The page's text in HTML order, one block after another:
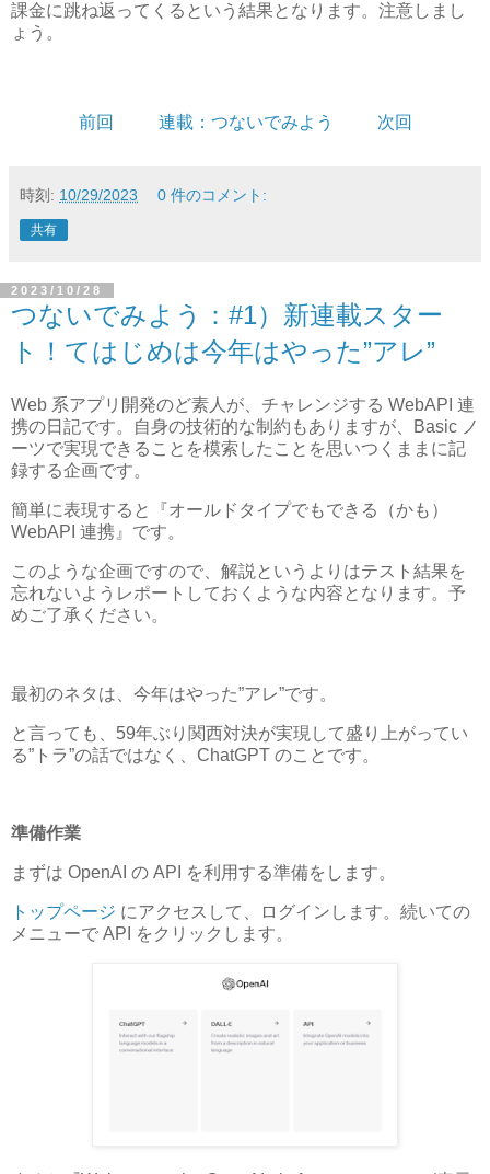
課金に跳ね返ってくるという結果となります。注意しまし
ょう。
前回 連載：つないでみよう 次回
時刻: 10/29/2023 0 件のコメント:
共有
2023/10/28
つないでみよう：#1）新連載スター
ト！てはじめは今年はやった”アレ”
Web 系アプリ開発のど素人が、チャレンジする WebAPI 連
携の日記です。自身の技術的な制約もありますが、Basic ノ
ーツで実現できることを模索したことを思いつくままに記
録する企画です。
簡単に表現すると『オールドタイプでもできる（かも）
WebAPI 連携』です。
このような企画ですので、解説というよりはテスト結果を
忘れないようレポートしておくような内容となります。予
めご了承ください。
最初のネタは、今年はやった”アレ”です。
と言っても、59年ぶり関西対決が実現して盛り上がってい
る”トラ”の話ではなく、ChatGPT のことです。
準備作業
まずは OpenAI の API を利用する準備をします。
トップページ にアクセスして、ログインします。続いての
メニューで API をクリックします。